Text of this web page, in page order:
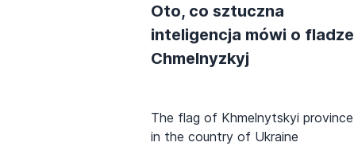
Oto, co sztuczna
inteligencja mówi o fladze
Chmelnyzkyj
The flag of Khmelnytskyi province
in the country of Ukraine